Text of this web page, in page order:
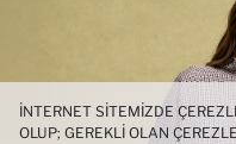
İNTERNET SITEMIZDE
OLUP; GEREKLI OLAN